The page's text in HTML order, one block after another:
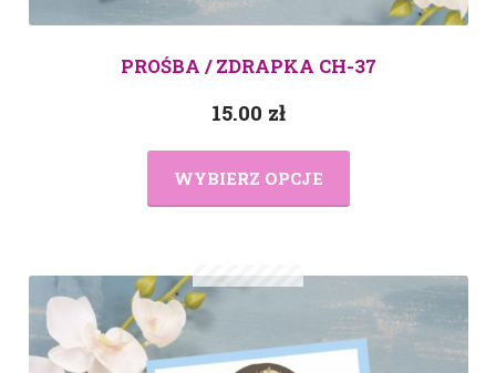
PROŚBA / ZDRAPKA CH-37
15.00 zł
WYBIERZ OPCJE